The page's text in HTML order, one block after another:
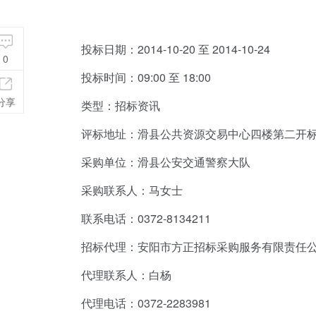
投标日期：2014-10-20 至 2014-10-24
投标时间：09:00 至 18:00
类型：招标资讯
评标地址：滑县公共资源交易中心四楼第二开
采购单位：滑县公安交通警察大队
采购联系人：马女士
联系电话：0372-8134211
招标代理：安阳市方正招标采购服务有限责任
代理联系人：白杨
代理电话：0372-2283981
0
享